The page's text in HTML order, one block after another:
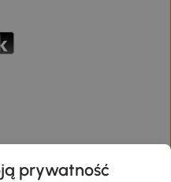
prywatność